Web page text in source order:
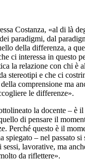
Costanza, «al di là
paradigmi, dal
della differenza, a
ci interessa in questo
la relazione con chi è
stereotipi e che ci
comprensione ma
le differenze».
la docente – è
di pensare il
Perché questo è il
spiegato – nel passato si
lavorative, ma
da riflettere».